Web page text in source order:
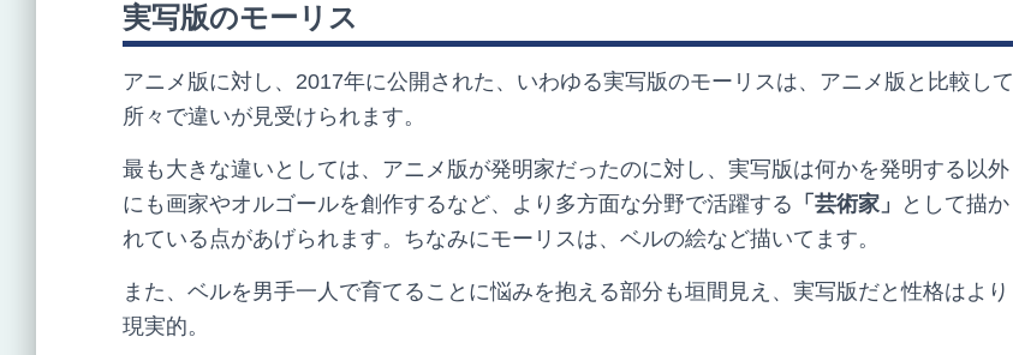
実写版のモーリス
アニメ版に対し、 2017年に公開された、いわゆる実写版のモーリスは、アニメ版と比較して
所々で違いが見受けられます。
最も大きな違いとしては、アニメ版が発明家だったのに対し、実写版は何かを発明する以外
にも画家やオルゴールを創作するなど、より多方面な分野で活躍する 「芸術家」
として描か
れている点があげられます。ちなみにモーリスは、ベルの絵など描いてます。
また、ベルを男手一人で育てることに悩みを抱える部分も垣間見え、実写版だと性格はより
現実的。